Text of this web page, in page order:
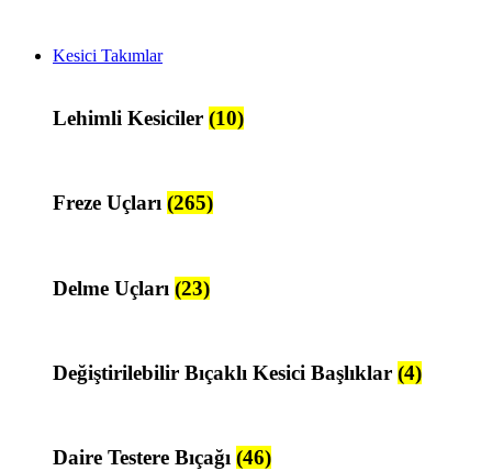
Kesici Takımlar
Lehimli Kesiciler (10)
Freze Uçları (265)
Delme Uçları (23)
Değiştirilebilir Bıçaklı Kesici Başlıklar (4)
Daire Testere Bıçağı (46)